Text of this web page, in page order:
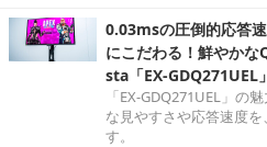
0.03msの圧倒的応答
にこだわる！鮮やか
sta「EX-GDQ271UEL
「EX-GDQ271UEL」の
な見やすさや応答速度
す。